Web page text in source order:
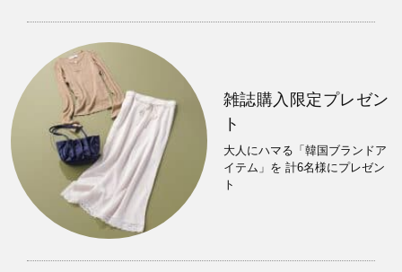
雑誌購入限定プレゼン
ト
大人にハマる「韓国ブランドア
イテム」を 計6名様にプレゼン
ト